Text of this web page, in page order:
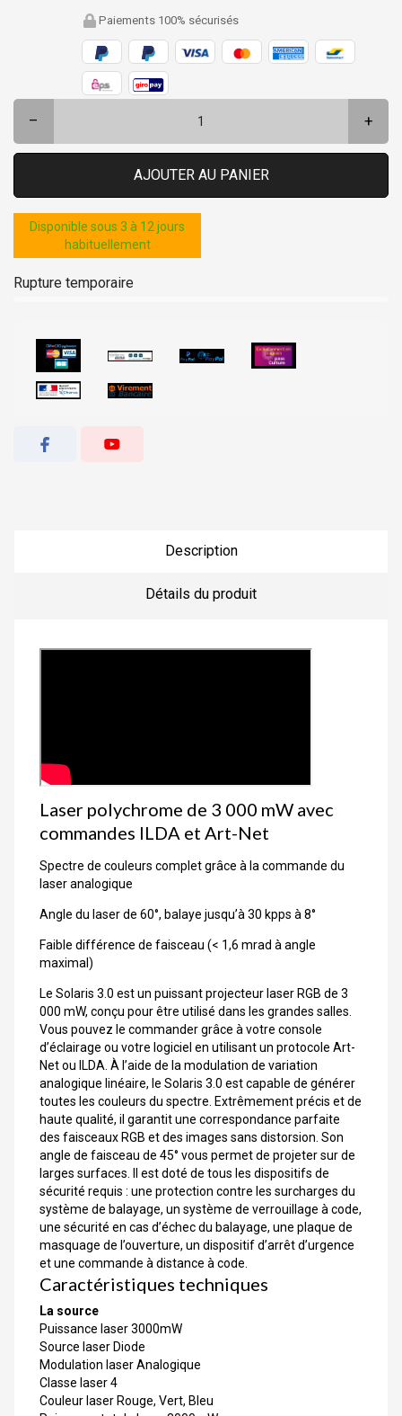
Paiements 100% sécurisés
– +
AJOUTER AU PANIER
Disponible sous 3 à 12 jours
habituellement
Rupture temporaire
Description
Détails du produit
Laser polychrome de 3 000 mW avec
commandes ILDA et Art-Net
Spectre de couleurs complet grâce à la commande du
laser analogique
Angle du laser de 60°, balaye jusqu’à 30 kpps à 8°
Faible différence de faisceau (< 1,6 mrad à angle
maximal)
Le Solaris 3.0 est un puissant projecteur laser RGB de 3
000 mW, conçu pour être utilisé dans les grandes salles.
Vous pouvez le commander grâce à votre console
d’éclairage ou votre logiciel en utilisant un protocole Art-
Net ou ILDA. À l’aide de la modulation de variation
analogique linéaire, le Solaris 3.0 est capable de générer
toutes les couleurs du spectre. Extrêmement précis et de
haute qualité, il garantit une correspondance parfaite
des faisceaux RGB et des images sans distorsion. Son
angle de faisceau de 45° vous permet de projeter sur de
larges surfaces. Il est doté de tous les dispositifs de
sécurité requis : une protection contre les surcharges du
système de balayage, un système de verrouillage à code,
une sécurité en cas d’échec du balayage, une plaque de
masquage de l’ouverture, un dispositif d’arrêt d’urgence
et une commande à distance à code.
Caractéristiques techniques
La source
Puissance laser 3000mW
Source laser Diode
Modulation laser Analogique
Classe laser 4
Couleur laser Rouge, Vert, Bleu